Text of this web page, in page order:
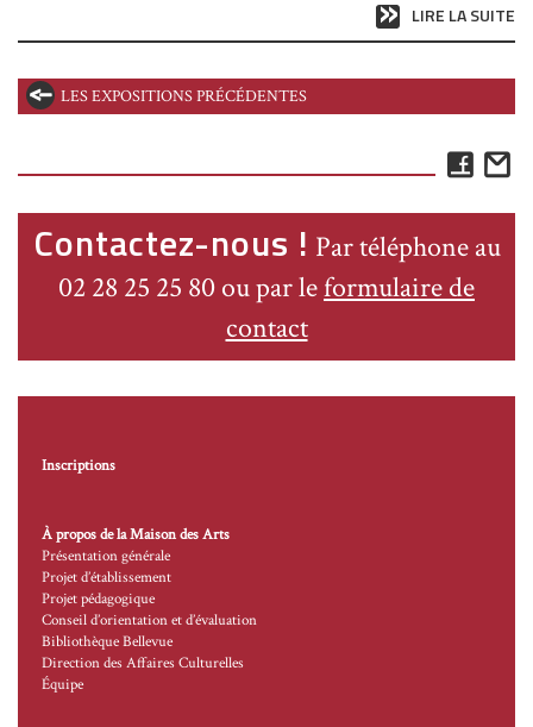
LIRE LA SUITE
LES EXPOSITIONS PRÉCÉDENTES
Contactez-nous ! Par téléphone au
02 28 25 25 80 ou par leformulaire de
contact
Inscriptions
À propos de la Maison des Arts
Présentation générale
Projet d’établissement
Projet pédagogique
Conseil d’orientation et d’évaluation
Bibliothèque Bellevue
Direction des Affaires Culturelles
Équipe